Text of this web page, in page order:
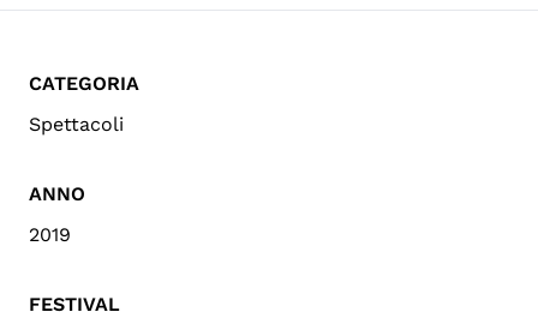
CATEGORIA
Spettacoli
ANNO
2019
FESTIVAL